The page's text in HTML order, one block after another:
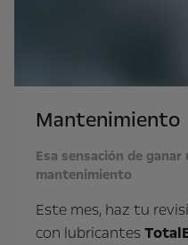
Mantenimiento
Esa sensación de
mantenimiento
Este mes, haz tu
con lubricantes